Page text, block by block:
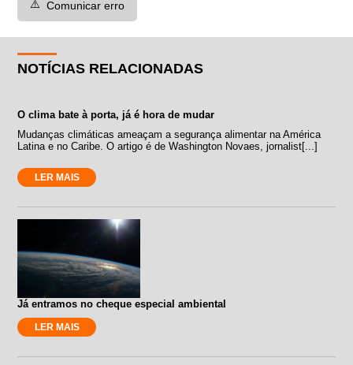
⚠️ Comunicar erro
NOTÍCIAS RELACIONADAS
O clima bate à porta, já é hora de mudar
Mudanças climáticas ameaçam a segurança alimentar na América
Latina e no Caribe. O artigo é de Washington Novaes, jornalist[...]
LER MAIS
Já entramos no cheque especial ambiental
LER MAIS